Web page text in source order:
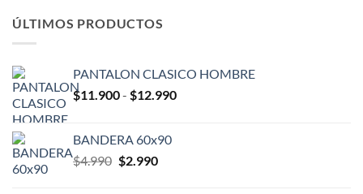
ÚLTIMOS PRODUCTOS
PANTALON CLASICO HOMBRE
$11.900- $12.990Rango
BANDERA 60x90
$4.990 El
$2.990El